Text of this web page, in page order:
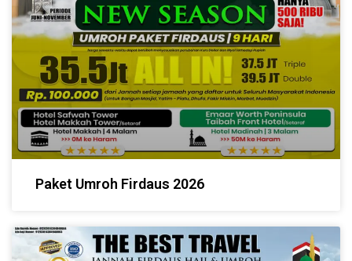
Paket Umroh Firdaus 2026